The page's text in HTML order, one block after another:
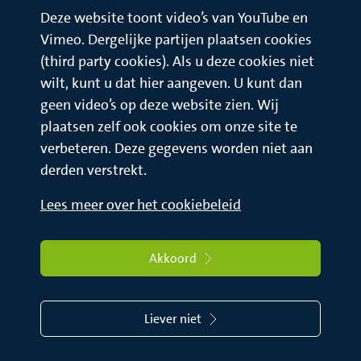
Deze website toont video’s van YouTube en
Vimeo. Dergelijke partijen plaatsen cookies
(third party cookies). Als u deze cookies niet
wilt, kunt u dat hier aangeven. U kunt dan
geen video’s op deze website zien. Wij
plaatsen zelf ook cookies om onze site te
verbeteren. Deze gegevens worden niet aan
derden verstrekt.
Lees meer over het cookiebeleid
Akkoord
Liever niet